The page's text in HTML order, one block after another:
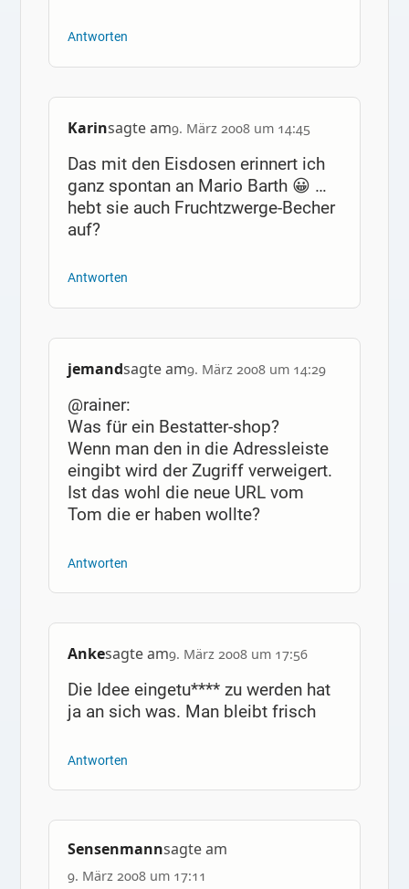
Antworten
Karinsagte am9. März 2008 um 14:45
Das mit den Eisdosen erinnert ich
ganz spontan an Mario Barth 😀 …
hebt sie auch Fruchtzwerge-Becher
auf?
Antworten
jemandsagte am9. März 2008 um 14:29
@rainer:
Was für ein Bestatter-shop?
Wenn man den in die Adressleiste
eingibt wird der Zugriff verweigert.
Ist das wohl die neue URL vom
Tom die er haben wollte?
Antworten
Ankesagte am9. März 2008 um 17:56
Die Idee eingetu**** zu werden hat
ja an sich was. Man bleibt frisch
Antworten
Sensenmannsagte am
9. März 2008 um 17:11